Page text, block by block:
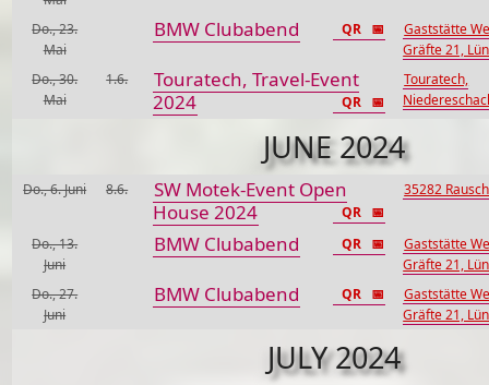
Do., 23.
Mai
BMW Clubabend 📅
QR
Gaststätte
Gräfte 21,
Do., 30.
Mai
1.6.
Touratech, Travel-Event
2024
📅
QR
Touratech,
JUNE 2024
Do., 6. Juni 8.6.
SW Motek-Event Open
House 2024
📅
QR
35282
Do., 13.
Juni
BMW Clubabend 📅
QR
Gaststätte
Gräfte 21,
Do., 27.
Juni
BMW Clubabend 📅
QR
Gaststätte
Gräfte 21,
JULY 2024